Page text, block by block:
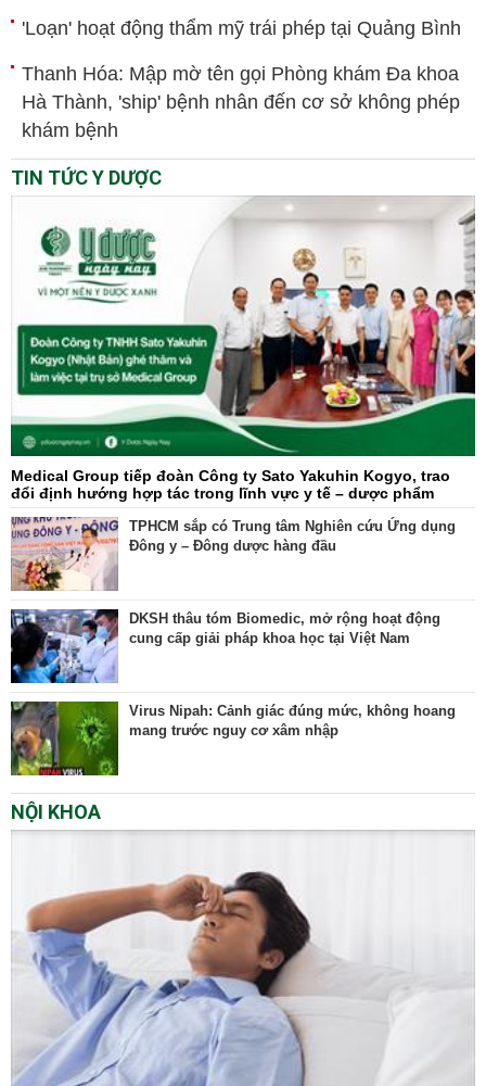
'Loạn' hoạt động thẩm mỹ trái phép tại Quảng Bình
Thanh Hóa: Mập mờ tên gọi Phòng khám Đa khoa
Hà Thành, 'ship' bệnh nhân đến cơ sở không phép
khám bệnh
TIN TỨC Y DƯỢC
Medical Group tiếp đoàn Công ty Sato Yakuhin Kogyo, trao
đổi định hướng hợp tác trong lĩnh vực y tế – dược phẩm
TPHCM sắp có Trung tâm Nghiên cứu Ứng dụng
Đông y – Đông dược hàng đầu
DKSH thâu tóm Biomedic, mở rộng hoạt động
cung cấp giải pháp khoa học tại Việt Nam
Virus Nipah: Cảnh giác đúng mức, không hoang
mang trước nguy cơ xâm nhập
NỘI KHOA